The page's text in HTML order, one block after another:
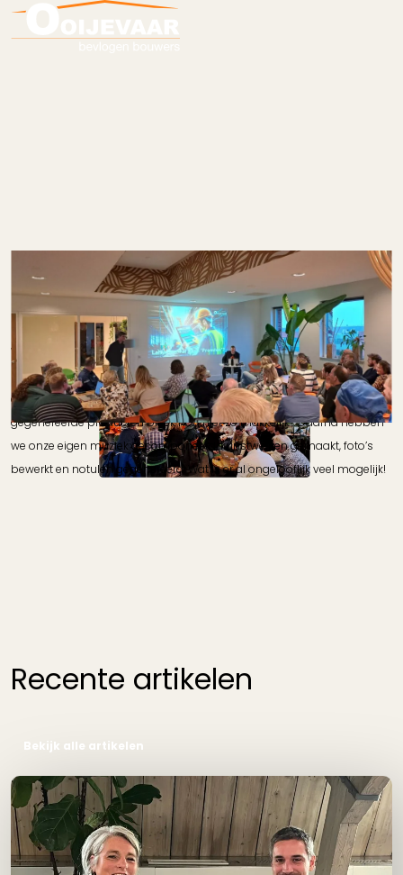
Wat gaat AI voor de bouw betekenen? Vanuit die vraag zijn we met 50
bevlogen bouwers aan de slag gegaan. Na een korte uitleg, volgde
eerst een test. Echte foto’s, muziek en film onderscheiden van AI-
gegenereerde producten bleek nog niet zo makkelijk… Daarna hebben
we onze eigen muziek gecomponeerd, kunstwerken gemaakt, foto’s
bewerkt en notulen gegenereerd. Wat is er al ongelooflijk veel mogelijk!
Recente artikelen
Bekijk alle artikelen